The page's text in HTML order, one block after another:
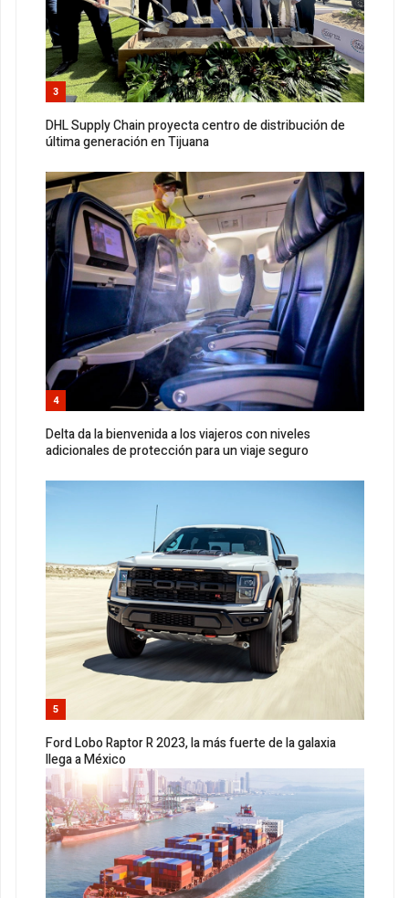
3
DHL Supply Chain proyecta centro de distribución de
última generación en Tijuana
4
Delta da la bienvenida a los viajeros con niveles
adicionales de protección para un viaje seguro
5
Ford Lobo Raptor R 2023, la más fuerte de la galaxia
llega a México